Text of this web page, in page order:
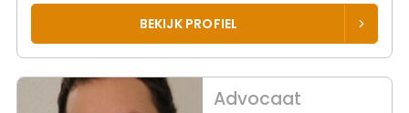
BEKIJK PROFIEL
Advocaat